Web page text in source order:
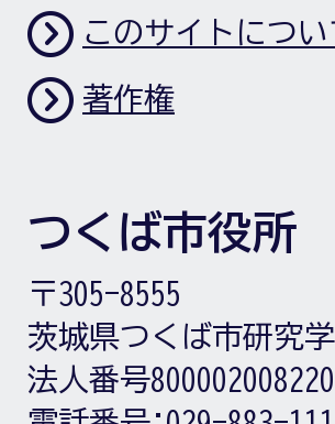
このサイトについ
著作権
つくば市役所
〒305-8555
茨城県つくば市研究
法人番号